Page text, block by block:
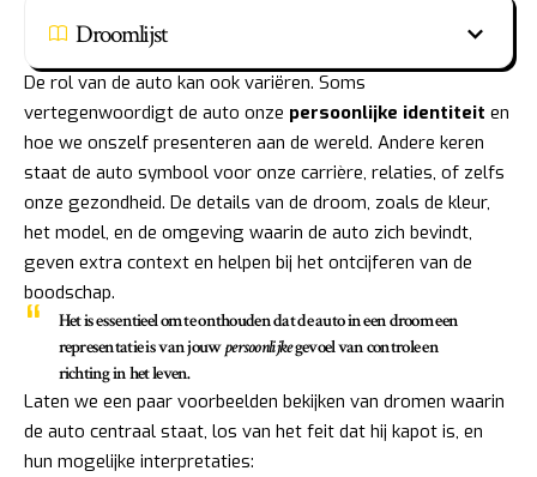
Droomlijst
De rol van de auto kan ook variëren. Soms
vertegenwoordigt de auto onze persoonlijke identiteit en
hoe we onszelf presenteren aan de wereld. Andere keren
staat de auto symbool voor onze carrière, relaties, of zelfs
onze gezondheid. De details van de droom, zoals de kleur,
het model, en de omgeving waarin de auto zich bevindt,
geven extra context en helpen bij het ontcijferen van de
boodschap.
Het is essentieel om te onthouden dat de auto in een droom een
representatie is van jouwpersoonlijkegevoel van controle en
richting in het leven.
Laten we een paar voorbeelden bekijken van dromen waarin
de auto centraal staat, los van het feit dat hij kapot is, en
hun mogelijke interpretaties: